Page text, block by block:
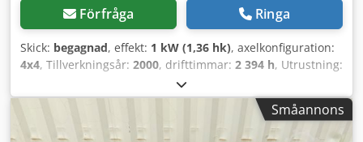
Förfråga Ringa
Skick: begagnad, effekt: 1 kW (1,36 hk), axelkonfiguration:
4x4, Tillverkningsår: 2000, drifttimmar: 2 394 h, Utrustning:
, Egenvikt: 1 kg För ytterligare information,
vänligen kontakta Emal Jaweed. Raupendumper /
bandvagnsdumper, Yanmar, Typ / modell: C50R,
Tillverkningsår: 2000, Drifttimmar: 2394, Längd: 4000 mm,
Småannons